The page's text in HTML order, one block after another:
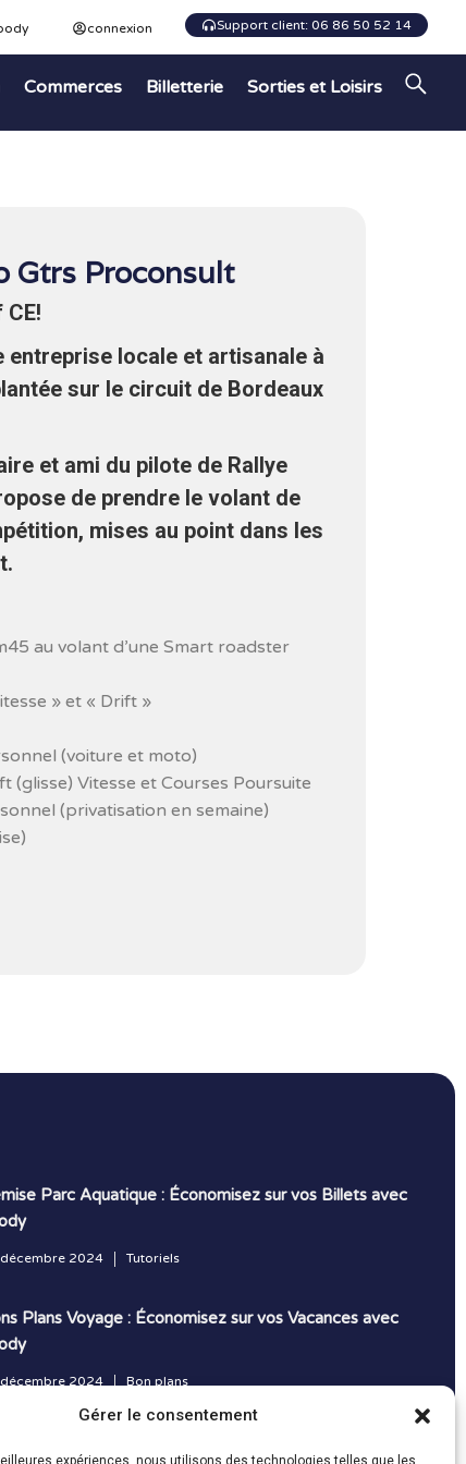
Gérer le consentement
expériences, nous utilisons des technologies telles que les
connexion Support client: 06 86 50 52 14
Commerces Billetterie Sorties et Loisirs
Gtrs Proconsult
locale et artisanale à
sur le circuit de Bordeaux
et ami du pilote de Rallye
de prendre le volant de
mises au point dans les
au volant d’une Smart roadster
» et « Drift »
(voiture et moto)
(glisse) Vitesse et Courses Poursuite
(privatisation en semaine)
Parc Aquatique : Économisez sur vos Billets avec
2024 Tutoriels
Plans Voyage : Économisez sur vos Vacances avec
2024 Bon plans